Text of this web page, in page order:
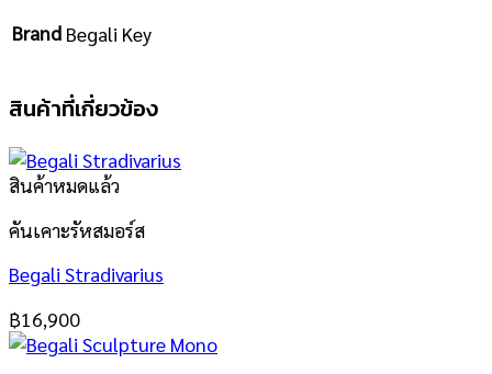
Brand Begali Key
สินค้าที่เกี่ยวข้อง
สินค้าหมดแล้ว
คันเคาะรัหสมอร์ส
Begali Stradivarius
฿16,900